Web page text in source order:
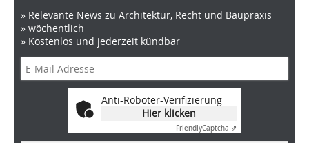
» Relevante News zu Architektur, Recht und Baupraxis
» wöchentlich
» Kostenlos und jederzeit kündbar
Anti-Roboter-Verifizierung
Hier klicken
FriendlyCaptcha ⇗